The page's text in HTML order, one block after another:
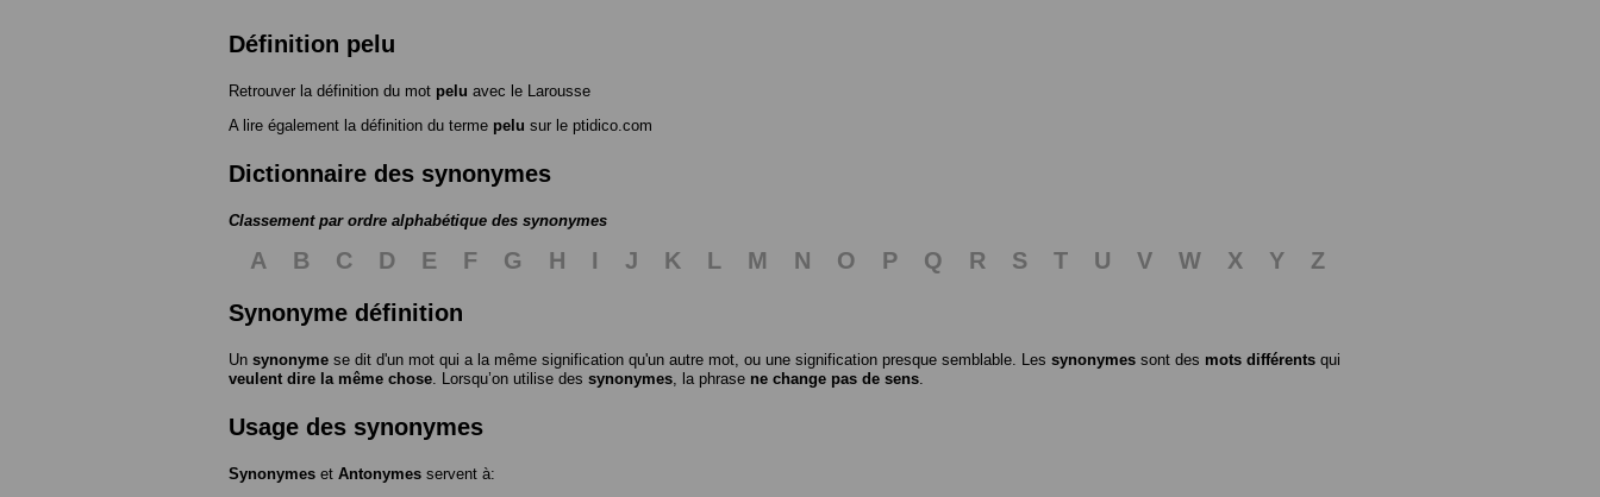
Définition pelu
Retrouver la définition du mot pelu avec le Larousse
A lire également la définition du terme pelu sur le ptidico.com
Dictionnaire des synonymes
Classement par ordre alphabétique des synonymes
A B C D E F G H I J K L M N O P Q R S T U V W X Y
Z
Synonyme définition
Un synonyme se dit d'un mot qui a la même signification qu'un autre mot, ou une signification presque semblable. Les synonymes sont des mots différents qui
veulent dire la même chose . Lorsqu’on utilise des synonymes , la phrase ne change pas de sens
Usage des synonymes
Synonymes et Antonymes servent à: